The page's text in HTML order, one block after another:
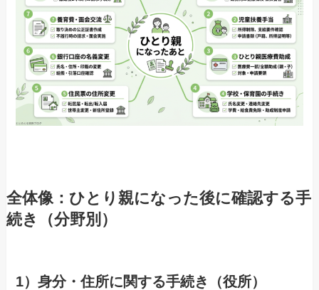
全体像：ひとり親になった後に確認する手
続き（分野別）
1）身分・住所に関する手続き（役所）